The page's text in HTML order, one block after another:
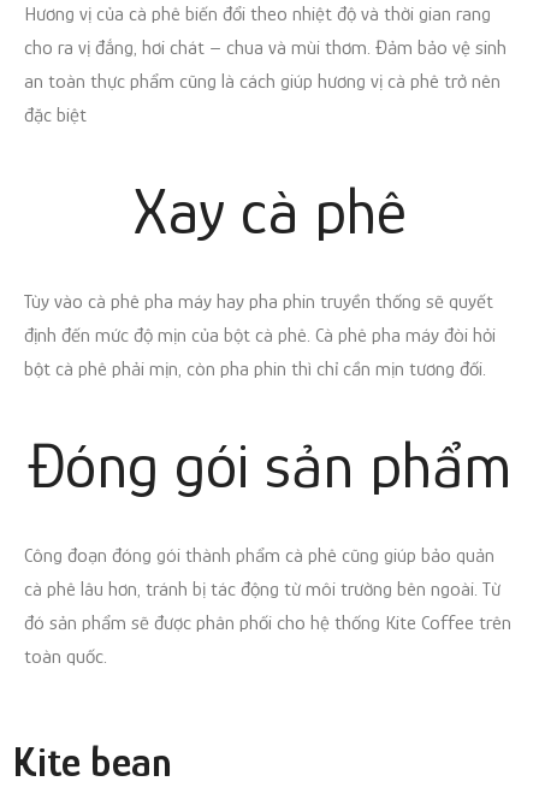
Hương vị của cà phê biến đổi theo nhiệt độ và thời gian rang
cho ra vị đắng, hơi chát – chua và mùi thơm. Đảm bảo vệ sinh
an toàn thực phẩm cũng là cách giúp hương vị cà phê trở nên
đặc biệt
Xay cà phê
Tùy vào cà phê pha máy hay pha phin truyền thống sẽ quyết
định đến mức độ mịn của bột cà phê. Cà phê pha máy đòi hỏi
bột cà phê phải mịn, còn pha phin thì chỉ cần mịn tương đối.
Đóng gói sản phẩm
Công đoạn đóng gói thành phẩm cà phê cũng giúp bảo quản
cà phê lâu hơn, tránh bị tác động từ môi trường bên ngoài. Từ
đó sản phẩm sẽ được phân phối cho hệ thống Kite Coffee trên
toàn quốc.
Kite bean